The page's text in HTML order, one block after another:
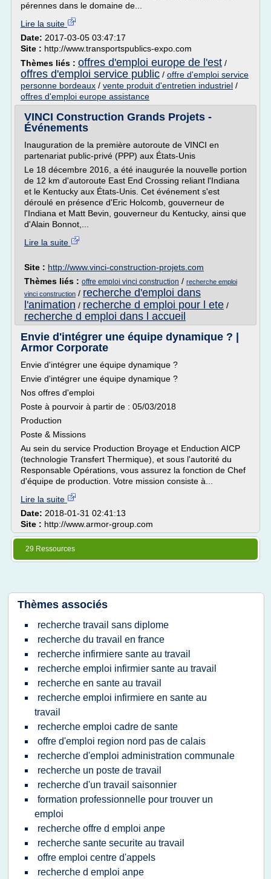
pérennes dans le domaine de...
Lire la suite
Date: 2017-03-05 03:47:17
Site : http://www.transportspublics-expo.com
Thèmes liés : offres d'emploi europe de l'est /
offres d'emploi service public / offre d'emploi service
personne bordeaux / vente produit d'entretien industriel /
offres d'emploi europe assistance
VINCI Construction Grands Projets -
Événements
Inauguration de la première autoroute de VINCI en
partenariat public-privé (PPP) aux États-Unis
Le 18 décembre 2016, a été inaugurée la nouvelle portion
de 12 km d'autoroute East End Crossing reliant l'Indiana
et le Kentucky aux États-Unis. Cet événement s'est
déroulé en présence d'Eric Holcomb, gouverneur de
l'Indiana et Matt Bevin, gouverneur du Kentucky, ainsi que
d'Alain Bonnot,...
Lire la suite
Site : http://www.vinci-construction-projets.com
Thèmes liés : offre emploi vinci construction / recherche emploi
vinci construction / recherche d'emploi dans
l'animation / recherche d emploi pour l ete /
recherche d emploi dans l accueil
Envie d'intégrer une équipe dynamique ? |
Armor Corporate
Envie d'intégrer une équipe dynamique ?
Envie d'intégrer une équipe dynamique ?
Nos offres d'emploi
Poste à pourvoir à partir de : 05/03/2018
Production
Poste & Missions
Au sein du service Production Broyage et Enduction AICP
(technologie Transfert Thermique), et sous l'autorité du
Responsable Opérations, vous assurez la fonction de Chef
d'équipe de production. Votre mission consiste à...
Lire la suite
Date: 2018-01-31 02:41:13
Site : http://www.armor-group.com
29 Ressources
Thèmes associés
recherche travail sans diplome
recherche du travail en france
recherche infirmiere sante au travail
recherche emploi infirmier sante au travail
recherche en sante au travail
recherche emploi infirmiere en sante au
travail
recherche emploi cadre de sante
offre d'emploi region nord pas de calais
recherche d'emploi administration communale
recherche un poste de travail
recherche d'un travail saisonnier
formation professionnelle pour trouver un
emploi
recherche offre d emploi anpe
recherche sante securite au travail
offre emploi centre d'appels
recherche d emploi anpe